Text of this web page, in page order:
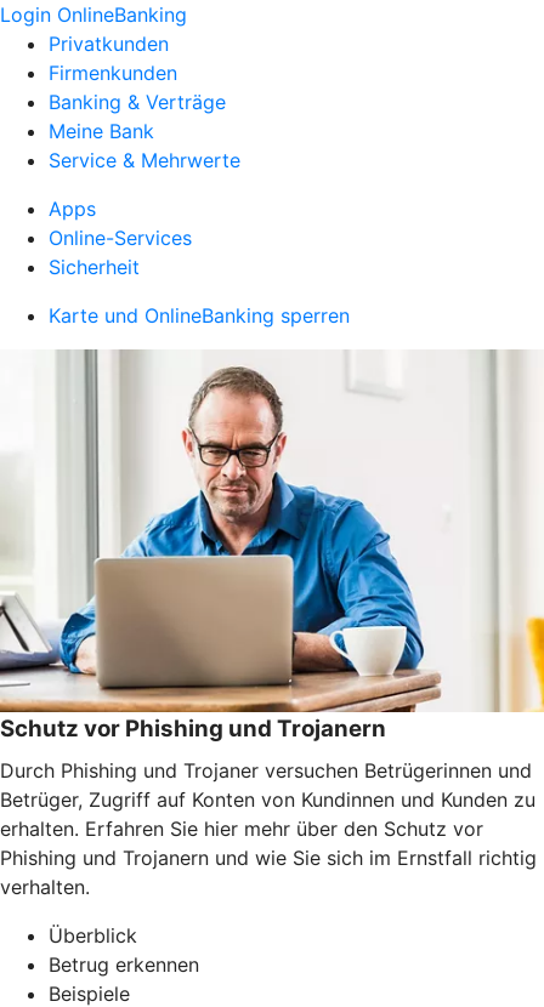
Login OnlineBanking
Privatkunden
Firmenkunden
Banking & Verträge
Meine Bank
Service & Mehrwerte
Apps
Online-Services
Sicherheit
Karte und OnlineBanking sperren
Schutz vor Phishing und Trojanern
Durch Phishing und Trojaner versuchen Betrügerinnen und
Betrüger, Zugriff auf Konten von Kundinnen und Kunden zu
erhalten. Erfahren Sie hier mehr über den Schutz vor
Phishing und Trojanern und wie Sie sich im Ernstfall richtig
verhalten.
Überblick
Betrug erkennen
Beispiele